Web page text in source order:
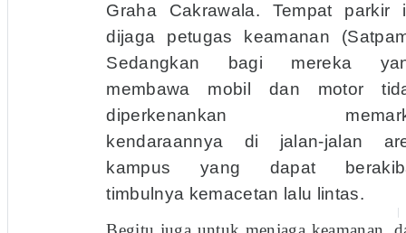
Graha Cakrawala. Tempat parkir
dijaga petugas keamanan
Sedang­kan bagi mereka
membawa mobil dan motor
diperkenankan
kendaraannya di jalan-jalan
kampus yang dapat
timbulnya kemacetan lalu lintas.